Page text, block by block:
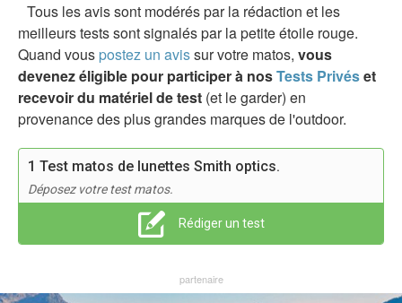
Tous les avis sont modérés par la rédaction et les
meilleurs tests sont signalés par la petite étoile rouge.
Quand vous postez un avissur votre matos, vous
devenez éligible pour participer à nosTests Privéset
recevoir du matériel de test (et le garder) en
provenance des plus grandes marques de l'outdoor.
1 Test matos de lunettes Smith optics.
Déposez votre test matos.
Rédiger un test